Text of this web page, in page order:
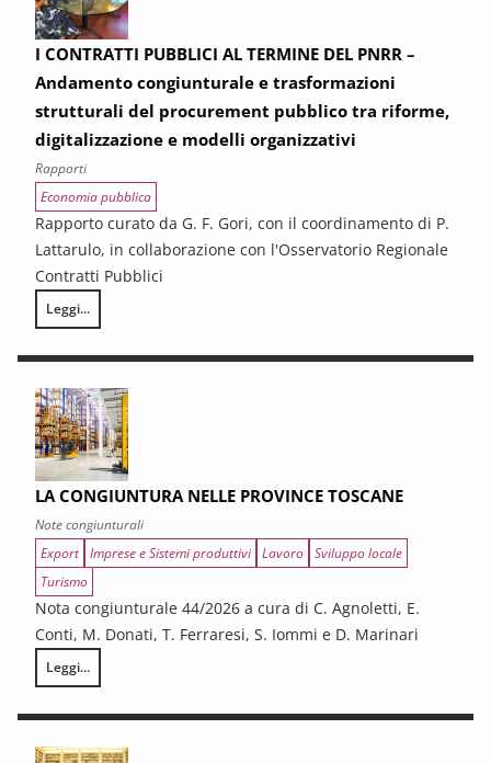
I CONTRATTI PUBBLICI AL TERMINE DEL PNRR –
Andamento congiunturale e trasformazioni
strutturali del procurement pubblico tra riforme,
digitalizzazione e modelli organizzativi
Rapporti
Economia pubblica
Rapporto curato da G. F. Gori, con il coordinamento di P.
Lattarulo, in collaborazione con l'Osservatorio Regionale
Contratti Pubblici
Leggi...
I CONTRATTI PUBBLICI AL TERMINE DEL PNRR – Andamento
LA CONGIUNTURA NELLE PROVINCE TOSCANE
Note congiunturali
Export Imprese e Sistemi produttivi Lavoro Sviluppo locale
Turismo
Nota congiunturale 44/2026 a cura di C. Agnoletti, E.
Conti, M. Donati, T. Ferraresi, S. Iommi e D. Marinari
Leggi...
LA CONGIUNTURA NELLE PROVINCE TOSCANE